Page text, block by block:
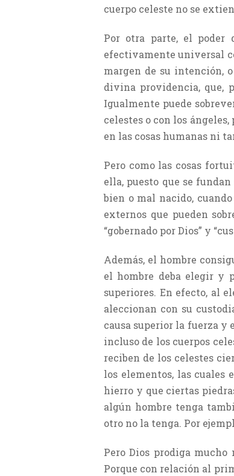
cuerpo celeste no se
Por otra parte, el poder
efectivamente universal
margen de su intención,
divina providencia, que,
Igualmente puede
celestes o con los
en las cosas humanas ni
Pero como las cosas
ella, puesto que se
bien o mal nacido,
externos que pueden
“gobernado por Dios” y
Además, el hombre
el hombre deba elegir y
superiores. En efecto, al
aleccionan con su
causa superior la fuerza y
incluso de los cuerpos
reciben de los celestes
los elementos, las cuales
hierro y que ciertas
algún hombre tenga
otro no la tenga. Por
Pero Dios prodiga mucho
Porque con relación al